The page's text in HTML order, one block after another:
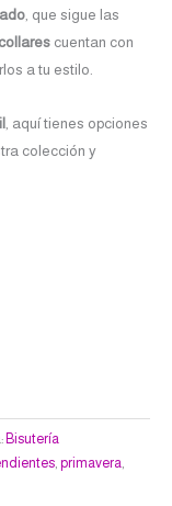
, que sigue las
collares cuentan con
a tu estilo.
, aquí tienes opciones
colección y
Bisutería
primavera